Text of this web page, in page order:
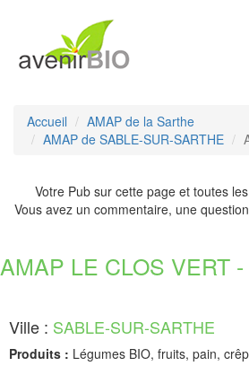
Accueil
AMAP de la Sarthe
AMAP de SABLE-SUR-SARTHE
Votre Pub sur cette page et toutes
Vous avez un commentaire, une
AMAP LE CLOS VERT
Ville : SABLE-SUR-SARTHE
Produits : Légumes BIO, fruits, pain,